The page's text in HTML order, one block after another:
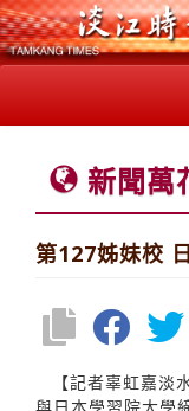
新聞萬
第127姊妹校
【記者辜虹嘉